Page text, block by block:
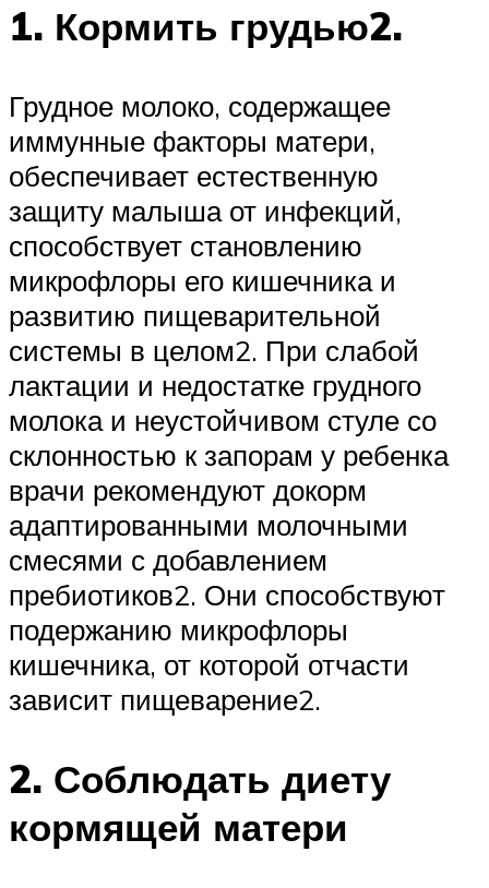
1. Кормить грудью2.
Грудное молоко, содержащее
иммунные факторы матери,
обеспечивает естественную
защиту малыша от инфекций,
способствует становлению
микрофлоры его кишечника и
развитию пищеварительной
системы в целом2. При слабой
лактации и недостатке грудного
молока и неустойчивом стуле со
склонностью к запорам у ребенка
врачи рекомендуют докорм
адаптированными молочными
смесями с добавлением
пребиотиков2. Они способствуют
подержанию микрофлоры
кишечника, от которой отчасти
зависит пищеварение2.
2. Соблюдать диету
кормящей матери